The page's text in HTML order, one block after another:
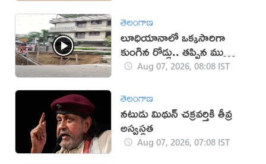
తెలంగాణ
లూధియానాలో ఒక్కసారిగా
కుంగిన రోడ్డు.. తప్పిన ముప్పు
(వీడియో)
Aug 07, 2026, 08:08 IST
తెలంగాణ
నటుడు మిథున్ చక్రవర్తికి తీవ్ర
అస్వస్థత
Aug 07, 2026, 07:08 IST